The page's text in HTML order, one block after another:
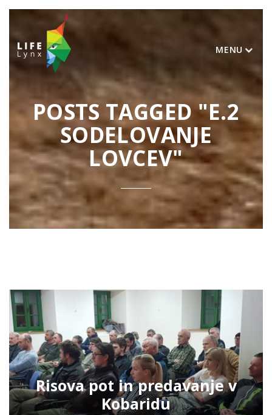
MENU
POSTS TAGGED "E.2
SODELOVANJE
LOVCEV"
Risova pot in predavanje v
Kobaridu